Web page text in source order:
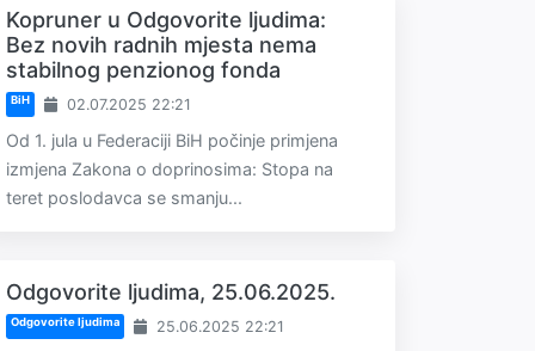
Kopruner u Odgovorite ljudima:
Bez novih radnih mjesta nema
stabilnog penzionog fonda
BiH 02.07.2025 22:21
Od 1. jula u Federaciji BiH počinje primjena
izmjena Zakona o doprinosima: Stopa na
teret poslodavca se smanju...
Odgovorite ljudima, 25.06.2025.
Odgovorite ljudima 25.06.2025 22:21